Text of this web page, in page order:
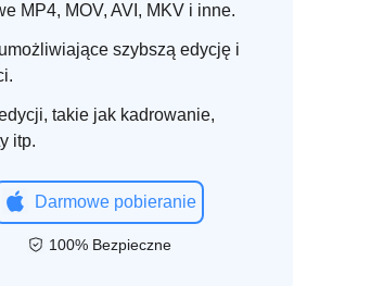
MP4, MOV, AVI, MKV i inne.
szybszą edycję i
takie jak kadrowanie,
itp.
Darmowe pobieranie
100% Bezpieczne